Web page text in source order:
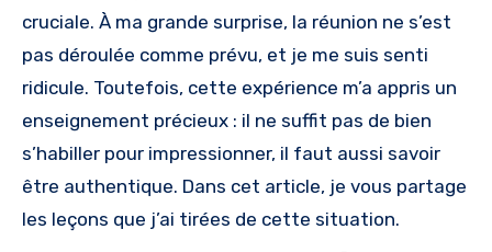
cruciale. À ma grande surprise, la réunion ne s’est
pas déroulée comme prévu, et je me suis senti
ridicule. Toutefois, cette expérience m’a appris un
enseignement précieux : il ne suffit pas de bien
s’habiller pour impressionner, il faut aussi savoir
être authentique. Dans cet article, je vous partage
les leçons que j’ai tirées de cette situation.